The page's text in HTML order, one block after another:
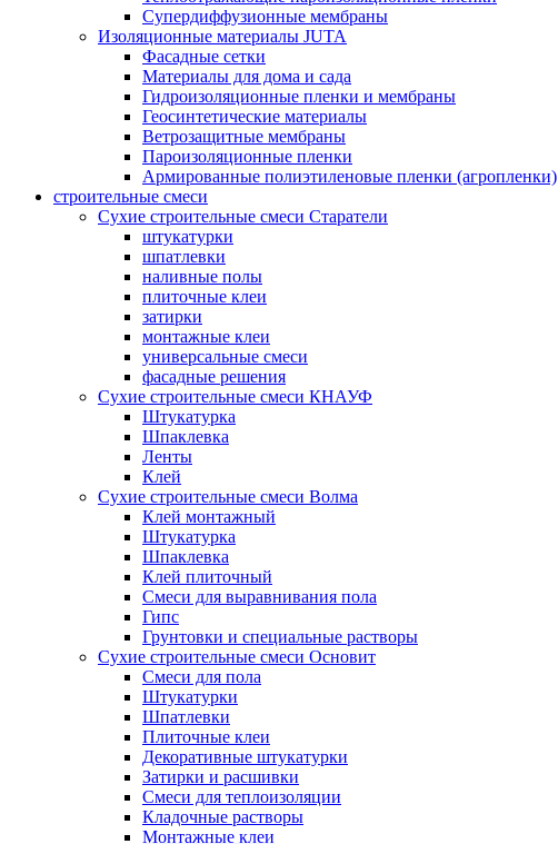
Супердиффузионные мембраны
Изоляционные материалы JUTA
Фасадные сетки
Материалы для дома и сада
Гидроизоляционные пленки и мембраны
Геосинтетические материалы
Ветрозащитные мембраны
Пароизоляционные пленки
Армированные полиэтиленовые пленки (агропленки)
строительные смеси
Сухие строительные смеси Старатели
штукатурки
шпатлевки
наливные полы
плиточные клеи
затирки
монтажные клеи
универсальные смеси
фасадные решения
Сухие строительные смеси КНАУФ
Штукатурка
Шпаклевка
Ленты
Клей
Сухие строительные смеси Волма
Клей монтажный
Штукатурка
Шпаклевка
Клей плиточный
Смеси для выравнивания пола
Гипс
Грунтовки и специальные растворы
Сухие строительные смеси Основит
Смеси для пола
Штукатурки
Шпатлевки
Плиточные клеи
Декоративные штукатурки
Затирки и расшивки
Смеси для теплоизоляции
Кладочные растворы
Монтажные клеи